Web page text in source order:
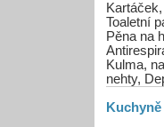
Toaletní
Pěna na
Kulma,
nehty,
Kuchyně